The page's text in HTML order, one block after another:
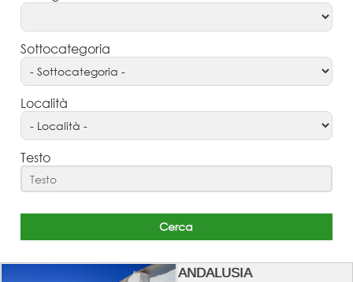
Sottocategoria
Località
Testo
ANDALUSIA